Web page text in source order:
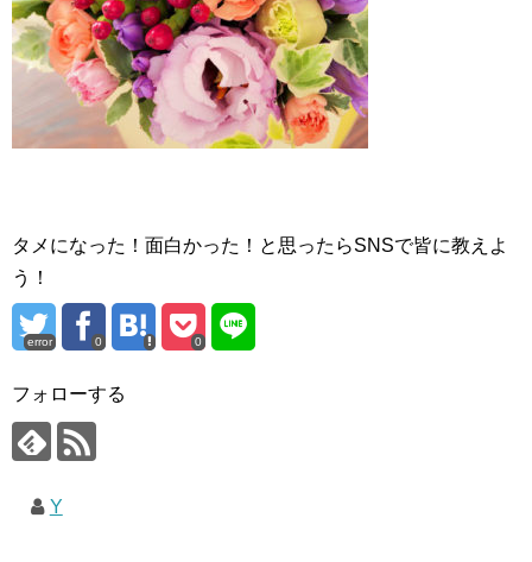
タメになった！面白かった！と思ったらSNSで皆に教えよ
う！
error 0 0
フォローする
Y